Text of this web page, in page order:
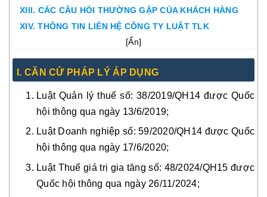
XIII. CÁC CÂU HỎI THƯỜNG GẶP CỦA KHÁCH HÀNG
XIV. THÔNG TIN LIÊN HỆ CÔNG TY LUẬT TLK
[Ẩn]
I. CĂN CỨ PHÁP LÝ ÁP DỤNG
Luật Quản lý thuế số: 38/2019/QH14 được Quốc
hội thông qua ngày 13/6/2019;
Luật Doanh nghiệp số: 59/2020/QH14 được Quốc
hội thông qua ngày 17/6/2020;
Luật Thuế giá trị gia tăng số: 48/2024/QH15 được
Quốc hội thông qua ngày 26/11/2024;